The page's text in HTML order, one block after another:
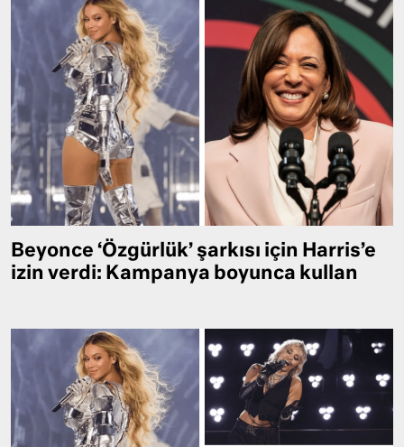
Beyonce ‘Özgürlük’ şarkısı için Harris’e
izin verdi: Kampanya boyunca kullan